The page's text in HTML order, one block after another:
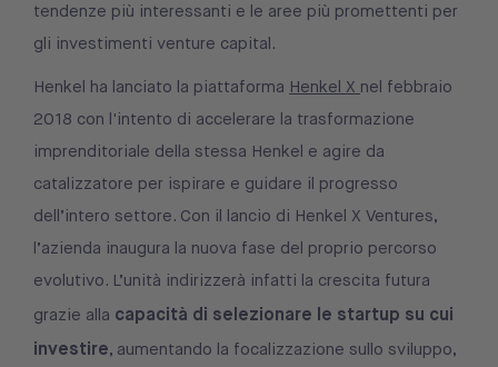
tendenze più interessanti e le aree più promettenti per
gli investimenti venture capital.
Henkel ha lanciato la piattaforma Henkel X nel febbraio
2018 con l'intento di accelerare la trasformazione
imprenditoriale della stessa Henkel e agire da
catalizzatore per ispirare e guidare il progresso
dell’intero settore. Con il lancio di Henkel X Ventures,
l’azienda inaugura la nuova fase del proprio percorso
evolutivo. L’unità indirizzerà infatti la crescita futura
grazie alla capacità di selezionare le startup su cui
investire, aumentando la focalizzazione sullo sviluppo,